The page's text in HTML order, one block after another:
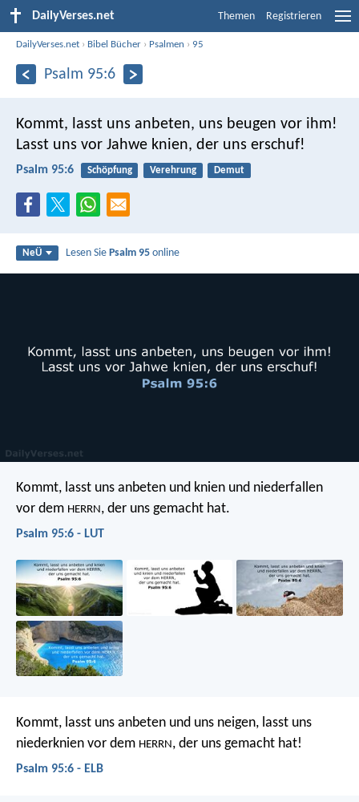
DailyVerses.net Themen Registrieren
DailyVerses.net › Bibel Bücher › Psalmen › 95
Psalm 95:6
Kommt, lasst uns anbeten, uns beugen vor ihm!
Lasst uns vor Jahwe knien, der uns erschuf!
Psalm 95:6 Schöpfung Verehrung Demut
NeÜ Lesen SiePsalm 95 online
Kommt, lasst uns anbeten und knien und niederfallen
vor dem HERRN , der uns gemacht hat.
Psalm 95:6 - LUT
Kommt, lasst uns anbeten und uns neigen, lasst uns
niederknien vor dem HERRN, der uns gemacht hat!
Psalm 95:6 - ELB